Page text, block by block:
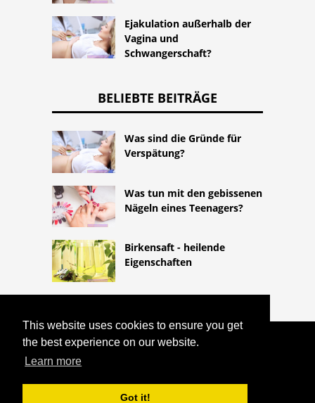
This website uses cookies to ensure you get
the best experience on our website.
Learn more
Got it!
Ejakulation außerhalb der
Vagina und
Schwangerschaft?
BELIEBTE BEITRÄGE
Was sind die Gründe für
Verspätung?
Was tun mit den gebissenen
Nägeln eines Teenagers?
Birkensaft - heilende
Eigenschaften
COPYRIGHT 2026
HTTPS://LIFESTYLEMED.NET
ERSTEN MAL EINEN TAMPON UND DAS
HYMEN VERWENDEN